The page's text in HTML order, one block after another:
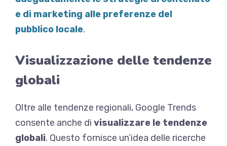
e di marketing alle preferenze del
pubblico locale.
Visualizzazione delle tendenze
globali
Oltre alle tendenze regionali, Google Trends
consente anche di visualizzare le tendenze
globali. Questo fornisce un’idea delle ricerche